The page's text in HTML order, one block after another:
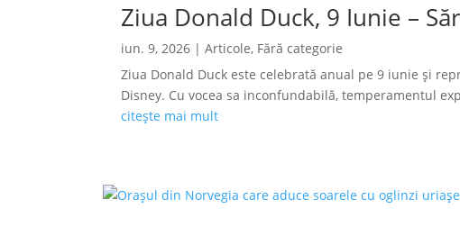
Ziua Donald Duck, 9 Iunie –
iun. 9, 2026 |Articole, Fără categorie
Ziua Donald Duck este celebrată anual pe 9 iunie și
Disney. Cu vocea sa inconfundabilă, temperamentul
citește mai mult